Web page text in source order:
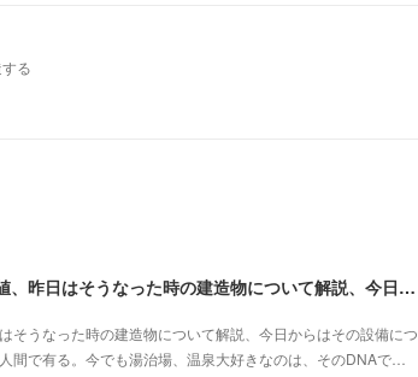
る
一昨日の解説で未曽有の人口減少で不動産は無価値、昨日はそうなった時の建造物について解説、今日からはその設備について解説をして行く。
そうなった時の建造物について解説、今日からはその設備につ
で有る。今でも湯治場、温泉大好きなのは、そのDNAで…